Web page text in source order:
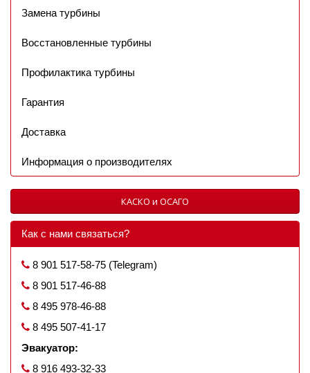
Замена турбины
Восстановленные турбины
Профилактика турбины
Гарантия
Доставка
Информация о производителях
КАСКО и ОСАГО
Как с нами связаться?
8 901 517-58-75 (Telegram)
8 901 517-46-88
8 495 978-46-88
8 495 507-41-17
Эвакуатор:
8 916 493-32-33